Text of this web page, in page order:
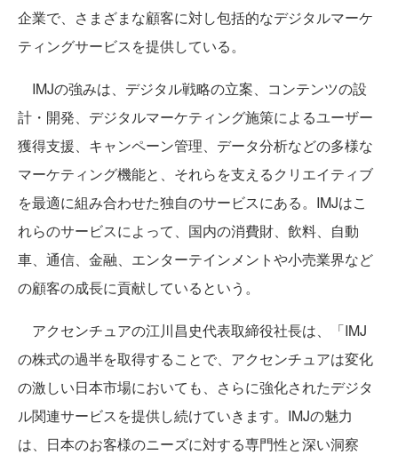
企業で、さまざまな顧客に対し包括的なデジタルマーケ
ティングサービスを提供している。
IMJの強みは、デジタル戦略の立案、コンテンツの設
計・開発、デジタルマーケティング施策によるユーザー
獲得支援、キャンペーン管理、データ分析などの多様な
マーケティング機能と、それらを支えるクリエイティブ
を最適に組み合わせた独自のサービスにある。IMJはこ
れらのサービスによって、国内の消費財、飲料、自動
車、通信、金融、エンターテインメントや小売業界など
の顧客の成長に貢献しているという。
アクセンチュアの江川昌史代表取締役社長は、「IMJ
の株式の過半を取得することで、アクセンチュアは変化
の激しい日本市場においても、さらに強化されたデジタ
ル関連サービスを提供し続けていきます。IMJの魅力
は、日本のお客様のニーズに対する専門性と深い洞察